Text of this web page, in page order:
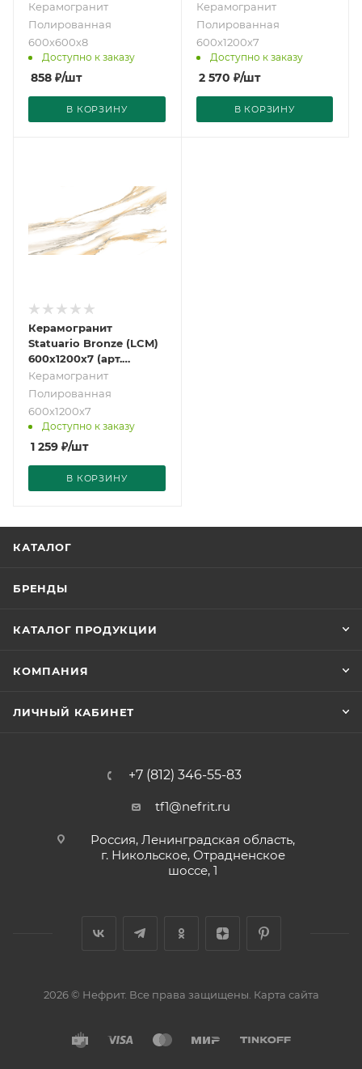
6060STA31P)
Керамогранит
Полированная
600х600х8
Доступно к заказу
858 ₽/шт
В КОРЗИНУ
60120STA15P)
Керамогранит
Полированная
600х1200х7
Доступно к заказу
2 570 ₽/шт
В КОРЗИНУ
Керамогранит
Statuario Bronze (LCM)
600х1200х7 (арт.
60120STA31P)
Керамогранит
Полированная
600х1200х7
Доступно к заказу
1 259 ₽/шт
В КОРЗИНУ
КАТАЛОГ
БРЕНДЫ
КАТАЛОГ ПРОДУКЦИИ
КОМПАНИЯ
ЛИЧНЫЙ КАБИНЕТ
+7 (812) 346-55-83
tf1@nefrit.ru
Россия, Ленинградская область,
г. Никольское, Отрадненское
шоссе, 1
2026 © Нефрит. Все права защищены. Карта сайта